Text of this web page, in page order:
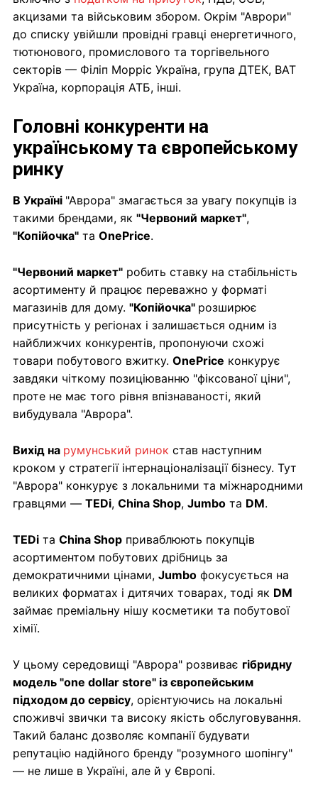
акцизами та військовим збором. Окрім "Аврори"
до списку увійшли провідні гравці енергетичного,
тютюнового, промислового та торгівельного
секторів — Філіп Морріс Україна, група ДТЕК, BAT
Україна, корпорація АТБ, інші.
Головні конкуренти на
українському та європейському
ринку
В Україні "Аврора" змагається за увагу покупців із
такими брендами, як "Червоний маркет",
"Копійочка" та OnePrice.
"Червоний маркет" робить ставку на стабільність
асортименту й працює переважно у форматі
магазинів для дому. "Копійочка" розширює
присутність у регіонах і залишається одним із
найближчих конкурентів, пропонуючи схожі
товари побутового вжитку. OnePrice конкурує
завдяки чіткому позиціюванню "фіксованої ціни",
проте не має того рівня впізнаваності, який
вибудувала "Аврора".
Вихід на румунський ринок став наступним
кроком у стратегії інтернаціоналізації бізнесу. Тут
"Аврора" конкурує з локальними та міжнародними
гравцями — TEDi, China Shop, Jumbo та DM.
TEDi та China Shop приваблюють покупців
асортиментом побутових дрібниць за
демократичними цінами, Jumbo фокусується на
великих форматах і дитячих товарах, тоді як DM
займає преміальну нішу косметики та побутової
хімії.
У цьому середовищі "Аврора" розвиває гібридну
модель "one dollar store" із європейським
підходом до сервісу, орієнтуючись на локальні
споживчі звички та високу якість обслуговування.
Такий баланс дозволяє компанії будувати
репутацію надійного бренду "розумного шопінгу"
— не лише в Україні, але й у Європі.